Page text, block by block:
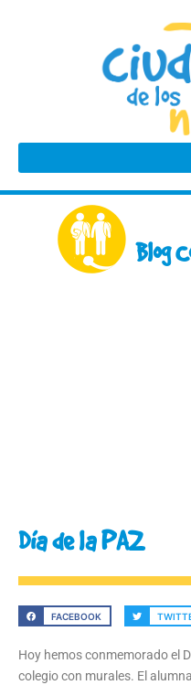
Blog
Día de la PAZ
FACEBOOK
Hoy hemos conmemorado el
colegio con murales. El